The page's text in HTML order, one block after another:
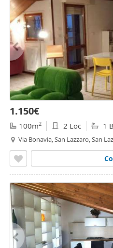
1.150€
100m2 2 Loc 1
Via Bonavia, San Lazzaro, San